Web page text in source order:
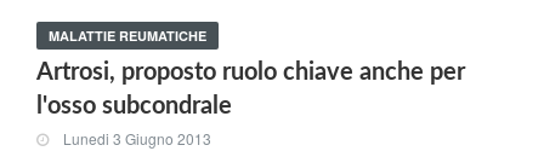
MALATTIE REUMATICHE
Artrosi, proposto ruolo chiave anche per
l'osso subcondrale
Lunedi 3 Giugno 2013